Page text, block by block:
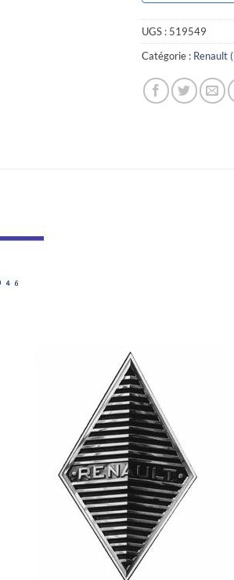
UGS : 519549
Catégorie : Renault